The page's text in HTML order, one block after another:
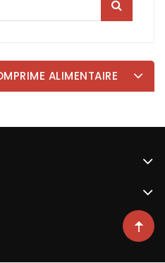
ALIMENTAIRE